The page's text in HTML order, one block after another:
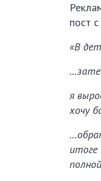
пост
«В
я
хочу
итоге